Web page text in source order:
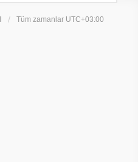
Tüm zamanlar UTC+03:00